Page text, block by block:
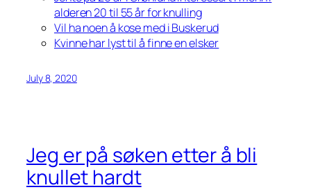
alderen 20 til 55 år for knulling
Vil ha noen å kose med i Buskerud
Kvinne har lyst til å finne en elsker
July 8, 2020
Jeg er på søken etter å bli
knullet hardt